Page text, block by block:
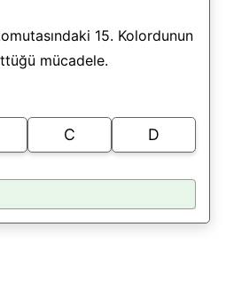
15. Kolordunun
mücadele.
C D